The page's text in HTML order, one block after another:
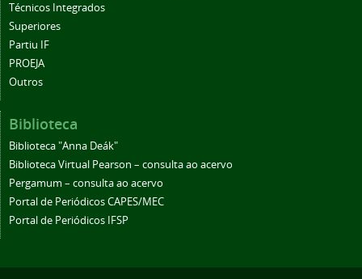
Técnicos Integrados
Superiores
Partiu IF
PROEJA
Outros
Biblioteca
Biblioteca "Anna Deák"
Biblioteca Virtual Pearson – consulta ao acervo
Pergamum – consulta ao acervo
Portal de Periódicos CAPES/MEC
Portal de Periódicos IFSP